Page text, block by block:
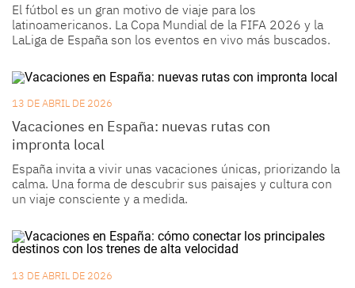
El fútbol es un gran motivo de viaje para los
latinoamericanos. La Copa Mundial de la FIFA 2026 y la
LaLiga de España son los eventos en vivo más buscados.
13 DE ABRIL DE 2026
Vacaciones en España: nuevas rutas con
impronta local
España invita a vivir unas vacaciones únicas, priorizando la
calma. Una forma de descubrir sus paisajes y cultura con
un viaje consciente y a medida.
13 DE ABRIL DE 2026